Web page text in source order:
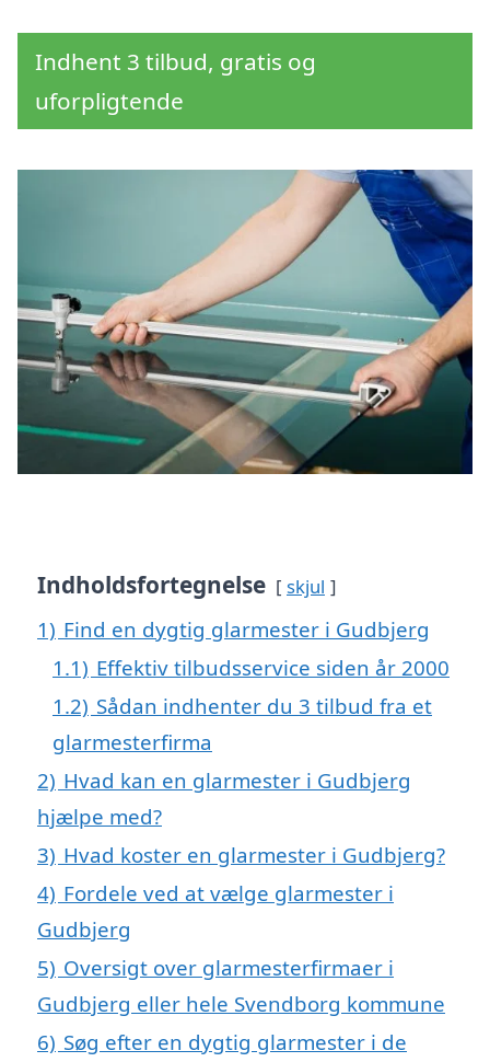
Indhent 3 tilbud, gratis og
uforpligtende
Indholdsfortegnelse skjul
1) Find en dygtig glarmester i Gudbjerg
1.1) Effektiv tilbudsservice siden år 2000
1.2) Sådan indhenter du 3 tilbud fra et
glarmesterfirma
2) Hvad kan en glarmester i Gudbjerg
hjælpe med?
3) Hvad koster en glarmester i Gudbjerg?
4) Fordele ved at vælge glarmester i
Gudbjerg
5) Oversigt over glarmesterfirmaer i
Gudbjerg eller hele Svendborg kommune
6) Søg efter en dygtig glarmester i de